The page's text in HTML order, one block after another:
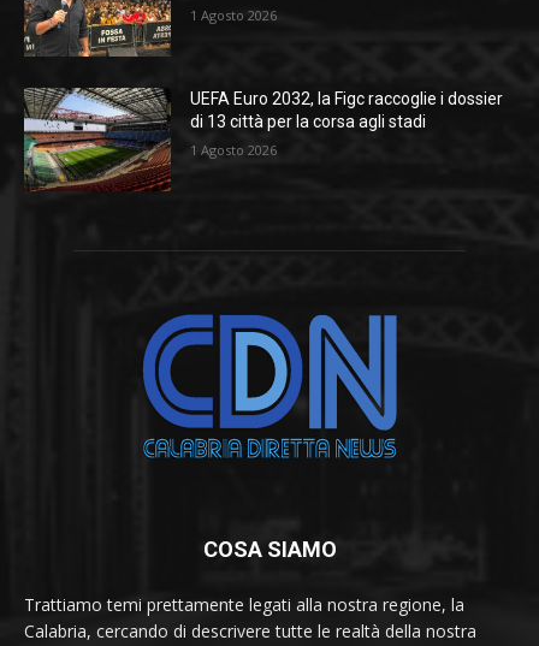
1 Agosto 2026
UEFA Euro 2032, la Figc raccoglie i dossier
di 13 città per la corsa agli stadi
1 Agosto 2026
COSA SIAMO
Trattiamo temi prettamente legati alla nostra regione, la
Calabria, cercando di descrivere tutte le realtà della nostra